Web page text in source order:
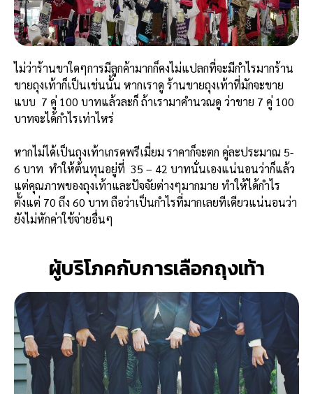
ไม่ว่าร้านขาใดๆการมีลูกค้ามากก็คงไม่แปลกที่จะมีกำไรมากร้าน
ขายถุงเท้าก็เป็นเช่นนั้น หากเราดู ร้านขายถุงเท้าที่มักจะขาย
แบบ 7 คู่ 100 บาทแล้วละก็ ถ้าเรามาคำนวณดู ว่าขาย 7 คู่ 100
บาทจะได้กำไรเท่าไหร่
หากไม่ได้เป็นถุงเท้าเกรดพรีเมี่ยม ราคาก็จะตก คู่ละประมาณ 5-
6 บาท ทำให้ต้นทุนอยู่ที่ 35 – 42 บาทนั่นเองแน่นอนว่าก็แล้ว
แต่คุณภาพของถุงเท้าและปัจจัยต่างๆมากมาย ทำให้ได้กำไร
ตั้งแต่ 70 ถึง 60 บาท ถือว่าเป็นกำไรที่มากเลยทีเดียวแน่นอนว่า
ยังไม่หักค่าใช้จ่ายอื่นๆ
ผู้บริโภคกับการเลือกถุงเท้า